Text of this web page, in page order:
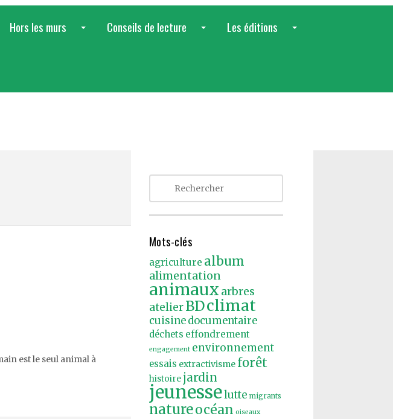
Hors les murs
Conseils de lecture
Les éditions
est le seul animal à
Mots-clés
agriculture album
alimentation
animaux arbres
atelier BDclimat
cuisine documentaire
déchets effondrement
engagement environnement
essais extractivisme forêt
histoire jardin
jeunesselutte migrants
natureocéan oiseaux